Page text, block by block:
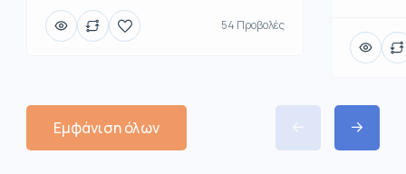
54 Προβολές
Εμφάνιση όλων